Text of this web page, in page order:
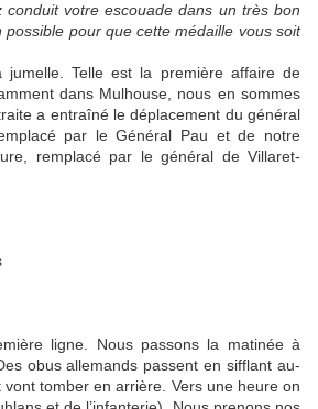
conduit votre escouade dans un très bon
pour que cette médaille vous soit
jumelle. Telle est la première affaire de
dans Mulhouse, nous en sommes
a entraîné le déplacement du général
par le Général Pau et de notre
remplacé par le général de Villaret-
ligne. Nous passons la matinée à
obus allemands passent en sifflant au-
tomber en arrière. Vers une heure on